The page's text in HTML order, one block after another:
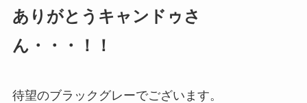
ありがとうキャンドゥさ
ん・・・！！
待望のブラックグレーでございます。